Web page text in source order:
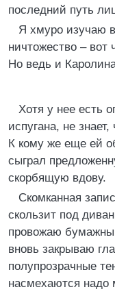
последний путь
Я хмуро изучаю
ничтожество – вот
Но ведь и
Хотя у нее есть
испугана, не
К кому же еще ей
сыграл
скорбящую вдову.
Скомканная
скользит под
провожаю
вновь закрываю
полупрозрачные
насмехаются